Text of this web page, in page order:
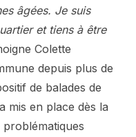
âgées. Je suis
et tiens à être
Colette
depuis plus de
de balades de
mis en place dès la